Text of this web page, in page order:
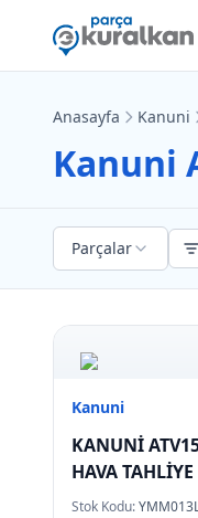
Anasayfa Kanuni
Kanuni
Parçalar
Kanuni
KANUNİ
HAVA
Stok Kodu: